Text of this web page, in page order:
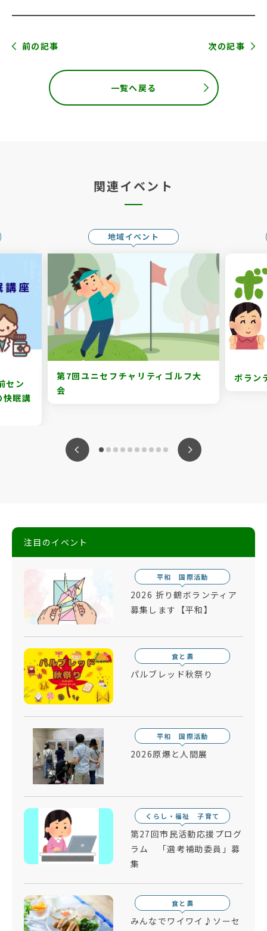
前の記事 次の記事
一覧へ戻る
関連イベント
セン
快眠講
地域イベント
第7回ユニセフチャリティゴルフ大
会
ボラン
注目のイベント
平和 国際活動
2026 折り鶴ボランティア
募集します【平和】
食と農
パルブレッド秋祭り
平和 国際活動
2026原爆と人間展
くらし・福祉 子育て
第27回市民活動応援プログ
ラム 「選考補助委員」募
集
食と農
みんなでワイワイ♪ソーセ